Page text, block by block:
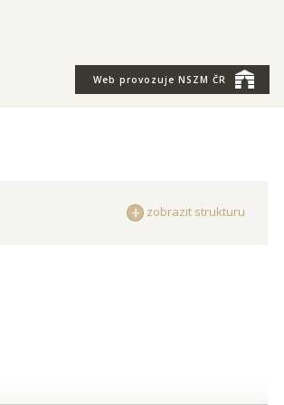
Web provozuje NSZM ČR
zobrazit strukturu